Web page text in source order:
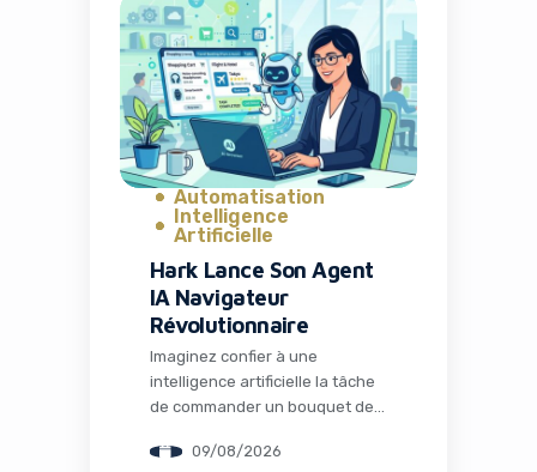
Automatisation
Intelligence
Artificielle
Hark Lance Son Agent
IA Navigateur
Révolutionnaire
Imaginez confier à une
intelligence artificielle la tâche
de commander un bouquet de
sans API, de réserver une table
09/08/2026